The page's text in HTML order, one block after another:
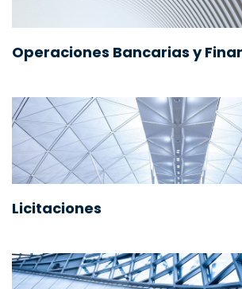
Operaciones Bancarias y
Licitaciones